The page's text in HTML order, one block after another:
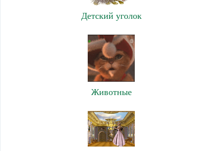
Детский уголок
Животные